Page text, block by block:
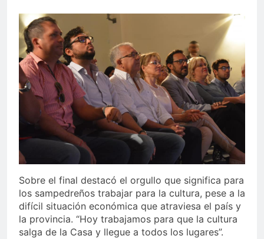
Sobre el final destacó el orgullo que significa para
los sampedreños trabajar para la cultura, pese a la
difícil situación económica que atraviesa el país y
la provincia. “Hoy trabajamos para que la cultura
salga de la Casa y llegue a todos los lugares”.